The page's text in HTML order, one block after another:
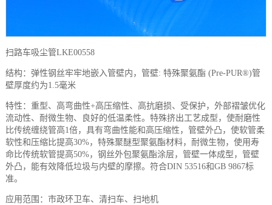
扫路车吸尘管LKE00558
结构：弹性钢丝牢牢地嵌入管壁内，管壁: 特殊聚氨酯 (Pre-PUR®)管
壁厚度约为1.5毫米
特性：重型、高弯曲性+高压缩性、高抗磨损、受保护，外部褶皱优化
流动性、耐微生物、良好的低温柔性。特殊挤出工艺成型，使耐磨性
比传统缠绕管高1倍，具有弯曲性能和高压缩性，管壁外凸，使软管柔
软性和压缩比提高30%，特殊聚醚型聚氨酯材料，耐微生物，使用寿
命比传统软管提高50%，钢丝外包聚氨酯涂层，管壁一体成型，管壁
外凸，能有效降低垃圾与内壁的摩擦。符合DIN 53516和GB 9867标
准。
应用范围：市政环卫车、清扫车、扫地机